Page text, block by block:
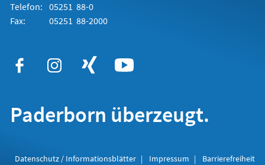
Telefon: 05251 88-0
Fax:
05251 88-2000
Paderborn überzeugt.
Datenschutz / Informationsblätter Impressum
Barrierefreiheit